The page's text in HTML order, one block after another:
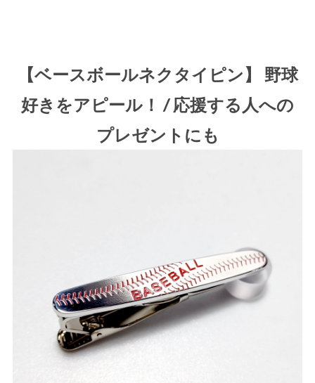
【ベースボールネクタイピン】 野球
好きをアピール！ / 応援する人への
プレゼントにも